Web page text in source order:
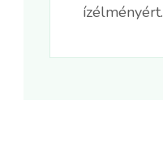
ízélményért.